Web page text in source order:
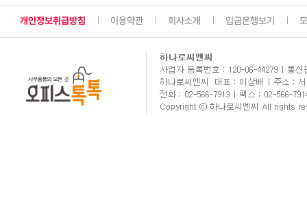
개인정보취급방침 이용약관 회사소개 입금은행보기